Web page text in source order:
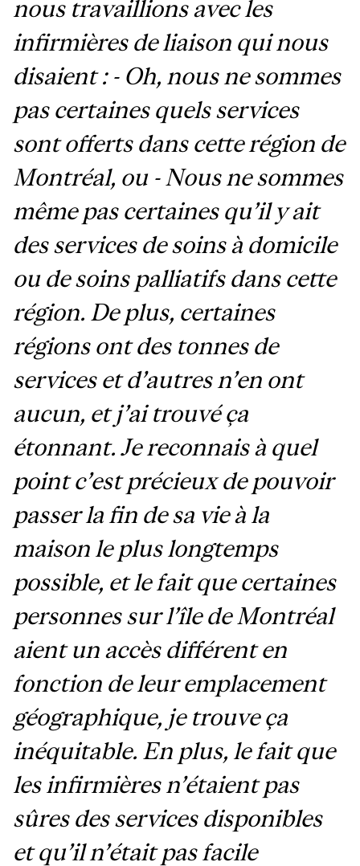
nous travaillions avec les
infirmières de liaison qui nous
disaient : - Oh, nous ne sommes
pas certaines quels services
sont offerts dans cette région de
Montréal, ou - Nous ne sommes
même pas certaines qu’il y ait
des services de soins à domicile
ou de soins palliatifs dans cette
région. De plus, certaines
régions ont des tonnes de
services et d’autres n’en ont
aucun, et j’ai trouvé ça
étonnant. Je reconnais à quel
point c’est précieux de pouvoir
passer la fin de sa vie à la
maison le plus longtemps
possible, et le fait que certaines
personnes sur l’île de Montréal
aient un accès différent en
fonction de leur emplacement
géographique, je trouve ça
inéquitable. En plus, le fait que
les infirmières n’étaient pas
sûres des services disponibles
et qu’il n’était pas facile